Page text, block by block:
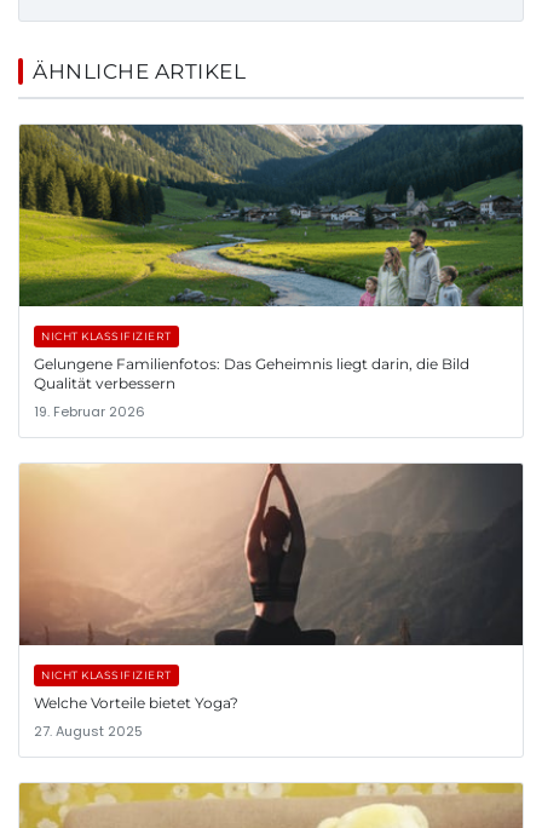
ÄHNLICHE ARTIKEL
NICHT KLASSIFIZIERT
Gelungene Familienfotos: Das Geheimnis liegt darin, die Bild
Qualität verbessern
19. Februar 2026
NICHT KLASSIFIZIERT
Welche Vorteile bietet Yoga?
27. August 2025